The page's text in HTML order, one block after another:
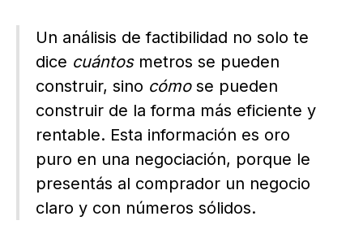
Un análisis de factibilidad no solo te
dice cuántosmetros se pueden
construir, sino cómose pueden
construir de la forma más eficiente y
rentable. Esta información es oro
puro en una negociación, porque le
presentás al comprador un negocio
claro y con números sólidos.